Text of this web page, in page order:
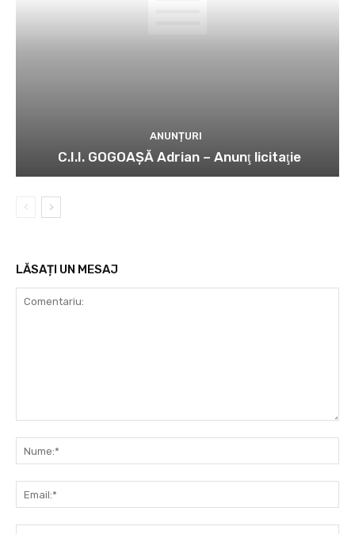
ANUNȚURI
C.I.I. GOGOAŞĂ Adrian – Anunţ licitaţie
LĂSAȚI UN MESAJ